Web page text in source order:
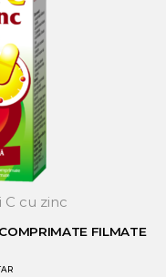
cu zinc
FILMATE